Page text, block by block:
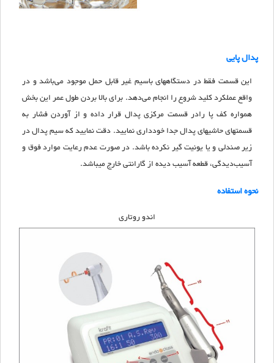
پدال پایی
این قسمت فقط در دستگاههای باسیم غیر قابل حمل موجود می‌باشد و در
واقع عملکرد کلید شروع را انجام می‌دهد. برای بالا بردن طول عمر این بخش
همواره کف پا رادر قسمت مرکزی پدال قرار داده و از آوردن فشار به
قسمتهای حاشیهای پدال جدا خودداری نمایید. دقت نمایید که سیم پدال در
زیر صندلی و یا یونیت گیر نکرده باشد. در صورت عدم رعایت موارد فوق و
آسیب‌دیدگی، قطعه آسیب دیده از گارانتی خارج میباشد.
نحوه استفاده
اندو روتاری